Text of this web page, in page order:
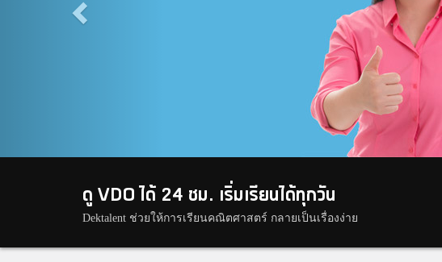
ดู VDO ได้ 24 ชม. เริ่มเรียนได้ทุกวัน
Dektalent ช่วยให้การเรียนคณิตศาสตร์ กลายเป็นเรื่องง่าย